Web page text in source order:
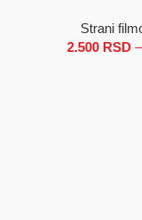
od 2.500 RSD do
Strani
2.500 RSD –